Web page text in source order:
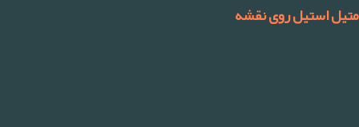
متیل استیل روی نقشه